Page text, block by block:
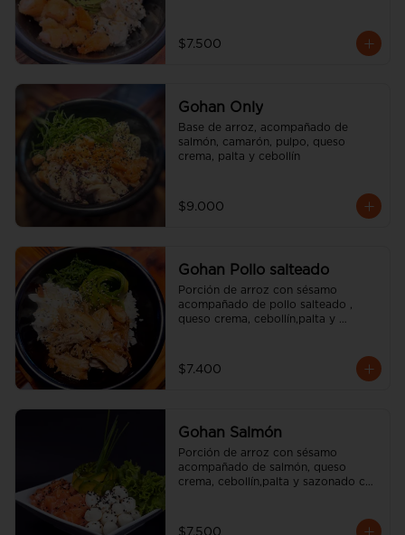
$7.500
Gohan Only
Base de arroz, acompañado de
salmón, camarón, pulpo, queso
crema, palta y cebollín
$9.000
Gohan Pollo salteado
Porción de arroz con sésamo
acompañado de pollo salteado ,
queso crema, cebollín,palta y
$7.400
Gohan Salmón
Porción de arroz con sésamo
acompañado de salmón, queso
crema, cebollín,palta y sazonado con
$7.500